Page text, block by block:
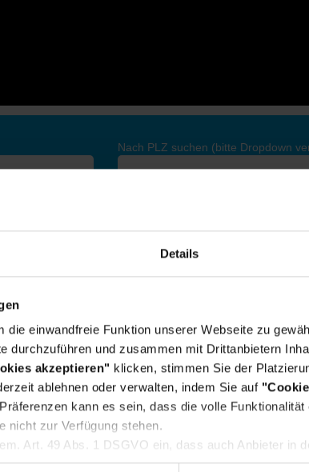
Details
die einwandfreie Funktion unserer Webseite zu
durchzuführen und zusammen mit Drittanbietern
akzeptieren" klicken, stimmen Sie der
ablehnen oder verwalten, indem Sie auf
kann es sein, dass die volle
nicht zur Verfügung stehen.
Art. 49 Abs. 1 DSGVO ein, dass auch Anbieter in
die übermittelten Daten durch lokale Behörden
Nach PLZ suchen (bitte Dropdown
für Mitarbeitende bestimmt. Bitte melde dich an.